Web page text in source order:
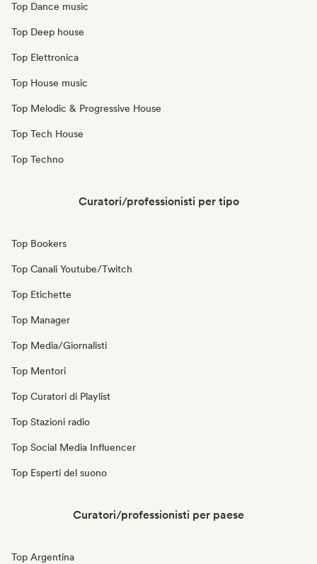
Top Dance music
Top Deep house
Top Elettronica
Top House music
Top Melodic & Progressive House
Top Tech House
Top Techno
Curatori/professionisti per tipo
Top Bookers
Top Canali Youtube/Twitch
Top Etichette
Top Manager
Top Media/Giornalisti
Top Mentori
Top Curatori di Playlist
Top Stazioni radio
Top Social Media Influencer
Top Esperti del suono
Curatori/professionisti per paese
Top Argentina